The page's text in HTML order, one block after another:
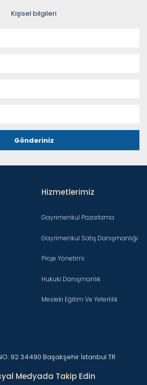
Kişisel bilgileri
Gönderiniz
NO: 92 34490 Başakşehir İstanbul TR
Hizmetlerimiz
Gayrimenkul Pazarlama
Gayrimenkul Satış Danışmanlığı
Proje Yönetimi
Hukuki Danışmanlık
Mesleki Eğitim Ve Yeterlilik
Medyada Takip Edin